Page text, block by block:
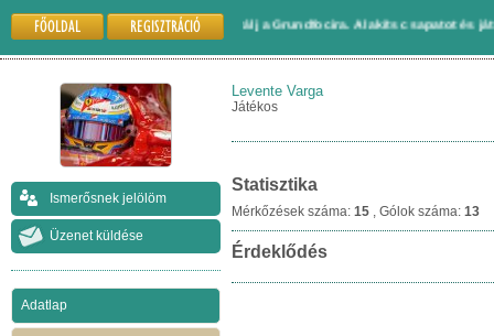
FŐOLDAL REGISZTRÁCIÓ
Gyere és regisztrálj a Grundfocira. Alakíts csapatot és játssz
Ismerősnek jelölöm
Üzenet küldése
Adatlap
Levente Varga
Játékos
Statisztika
Mérkőzések száma: 15 , Gólok száma: 13
Érdeklődés